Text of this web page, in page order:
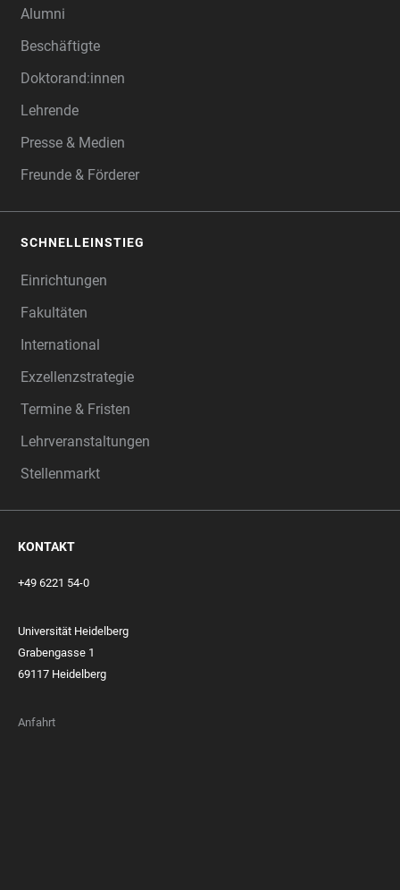
Alumni
Beschäftigte
Doktorand:innen
Lehrende
Presse & Medien
Freunde & Förderer
SCHNELLEINSTIEG
Einrichtungen
Fakultäten
International
Exzellenzstrategie
Termine & Fristen
Lehrveranstaltungen
Stellenmarkt
KONTAKT
+49 6221 54-0
Universität Heidelberg
Grabengasse 1
69117 Heidelberg
Anfahrt